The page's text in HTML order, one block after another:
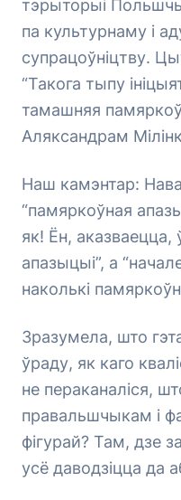
тэрыторыі
па культурнаму і
супрацоўніцтву.
“Такога тыпу
тамашняя
Аляксандрам
Наш камэнтар:
“памяркоўная
як! Ён, аказваецца,
апазыцыі”, а
наколькі
Зразумела, што
ўраду, як каго
не пераканаліся,
правальшчыкам і
фігурай? Там, дзе
усё даводзіцца да